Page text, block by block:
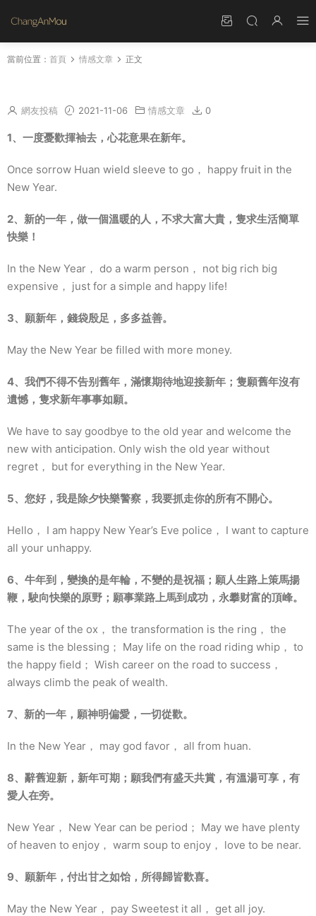
當前位置： 首頁 情感文章 正文
網友投稿 2021-11-06 情感文章 0
1、一度憂歡揮袖去，心花意果在新年。
Once sorrow Huan wield sleeve to go， happy fruit in the
New Year.
2、新的一年，做一個溫暖的人，不求大富大貴，隻求生活簡單
快樂！
In the New Year， do a warm person， not big rich big
expensive， just for a simple and happy life!
3、願新年，錢袋殷足，多多益善。
May the New Year be filled with more money.
4、我們不得不告别舊年，滿懷期待地迎接新年；隻願舊年沒有
遺憾，隻求新年事事如願。
We have to say goodbye to the old year and welcome the
new with anticipation. Only wish the old year without
regret， but for everything in the New Year.
5、您好，我是除夕快樂警察，我要抓走你的所有不開心。
Hello， I am happy New Year’s Eve police， I want to capture
all your unhappy.
6、牛年到，變換的是年輪，不變的是祝福；願人生路上策馬揚
鞭，駛向快樂的原野；願事業路上馬到成功，永攀财富的頂峰。
The year of the ox， the transformation is the ring， the
same is the blessing； May life on the road riding whip， to
the happy field； Wish career on the road to success，
always climb the peak of wealth.
7、新的一年，願神明偏愛，一切從歡。
In the New Year， may god favor， all from huan.
8、辭舊迎新，新年可期；願我們有盛天共賞，有溫湯可享，有
愛人在旁。
New Year， New Year can be period； May we have plenty
of heaven to enjoy， warm soup to enjoy， love to be near.
9、願新年，付出甘之如饴，所得歸皆歡喜。
May the New Year， pay Sweetest it all， get all joy.